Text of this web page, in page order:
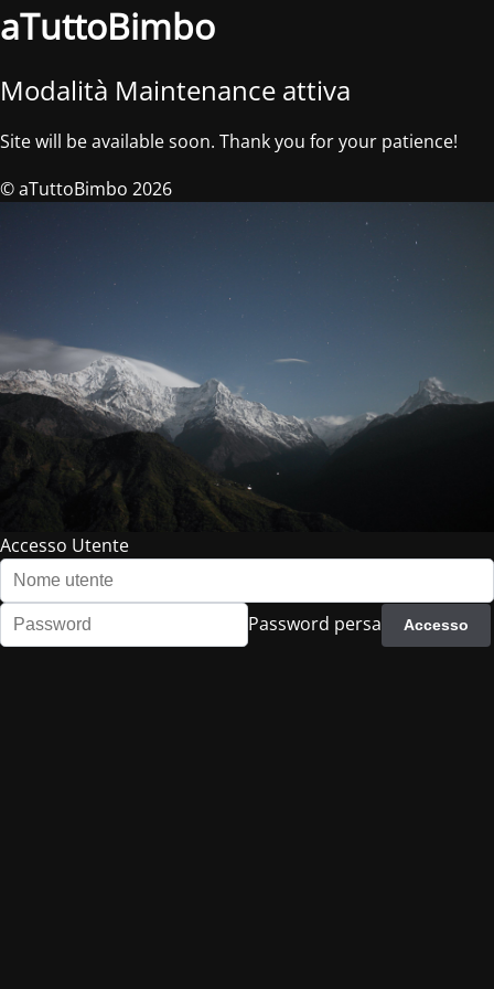
aTuttoBimbo
Modalità Maintenance attiva
Site will be available soon. Thank you for your patience!
© aTuttoBimbo 2026
Accesso Utente
Password persa